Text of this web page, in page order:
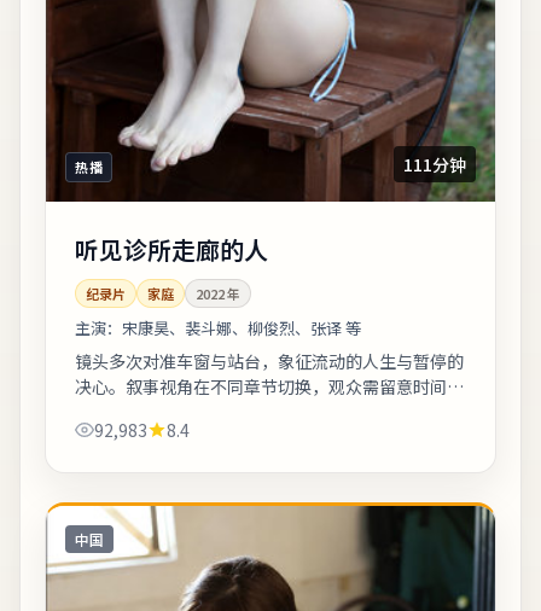
热播 111分钟
听见诊所走廊的人
纪录片 家庭 2022年
主演： 宋康昊、裴斗娜、柳俊烈、张译 等
镜头多次对准车窗与站台，象征流动的人生与暂停的
决心。叙事视角在不同章节切换，观众需留意时间标
物动机可信的作品，值得安静看完。《听见...
92,983 8.4
中国